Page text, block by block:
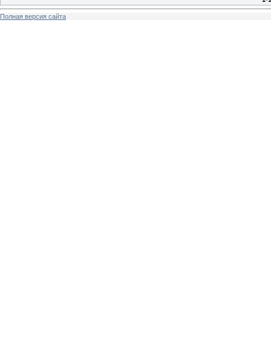
Полная версия сайта